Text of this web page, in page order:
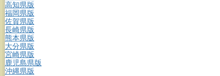
高知県版
福岡県版
佐賀県版
長崎県版
熊本県版
大分県版
宮崎県版
鹿児島県版
沖縄県版